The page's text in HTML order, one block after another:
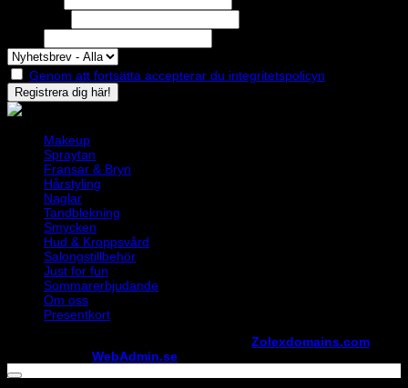
Genom att fortsätta accepterar du integritetspolicyn
Makeup
Spraytan
Fransar & Bryn
Hårstyling
Naglar
Tandblekning
Smycken
Hud & Kroppsvård
Salongstillbehör
Just for fun
Sommarerbjudande
Om oss
Presentkort
Zolexdomains.com
WebAdmin.se